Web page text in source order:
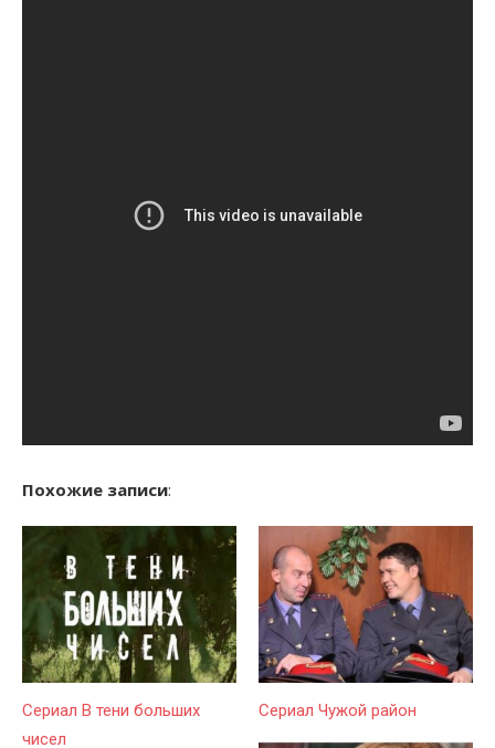
Похожие записи:
Сериал В тени больших
чисел
Сериал Чужой район